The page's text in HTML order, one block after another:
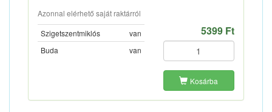
Azonnal elérhető saját raktárról
Szigetszentmiklós
van
Buda
van
5399 Ft
Kosárba